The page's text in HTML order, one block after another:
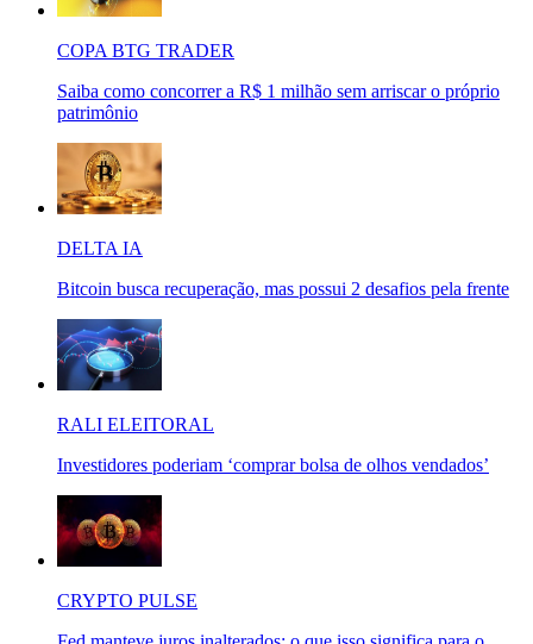
COPA BTG TRADER
Saiba como concorrer a R$ 1 milhão sem arriscar o próprio
patrimônio
DELTA IA
Bitcoin busca recuperação, mas possui 2 desafios pela frente
RALI ELEITORAL
Investidores poderiam ‘comprar bolsa de olhos vendados’
CRYPTO PULSE